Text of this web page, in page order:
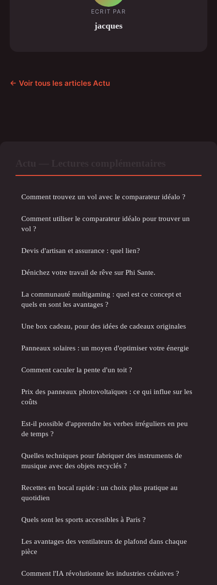
ECRIT PAR
jacques
← Voir tous les articles Actu
Comment trouvez un vol avec le comparateur idéalo ?
Comment utiliser le comparateur idéalo pour trouver un
vol ?
Devis d'artisan et assurance : quel lien?
Dénichez votre travail de rêve sur Phi Sante.
La communauté multigaming : quel est ce concept et
quels en sont les avantages ?
Une box cadeau, pour des idées de cadeaux originales
Panneaux solaires : un moyen d'optimiser votre énergie
Comment caculer la pente d'un toit ?
Prix des panneaux photovoltaïques : ce qui influe sur les
coûts
Est-il possible d'apprendre les verbes irréguliers en peu
de temps ?
Quelles techniques pour fabriquer des instruments de
musique avec des objets recyclés ?
Recettes en bocal rapide : un choix plus pratique au
quotidien
Quels sont les sports accessibles à Paris ?
Les avantages des ventilateurs de plafond dans chaque
pièce
Comment l'IA révolutionne les industries créatives ?